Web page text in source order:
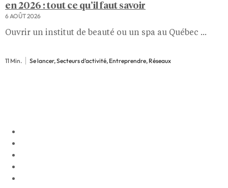
en 2026 : tout ce qu’il faut savoir
6 AOÛT 2026
Ouvrir un institut de beauté ou un spa au Québec ...
11 Min. Se lancer, Secteurs d’activité, Entreprendre, Réseaux